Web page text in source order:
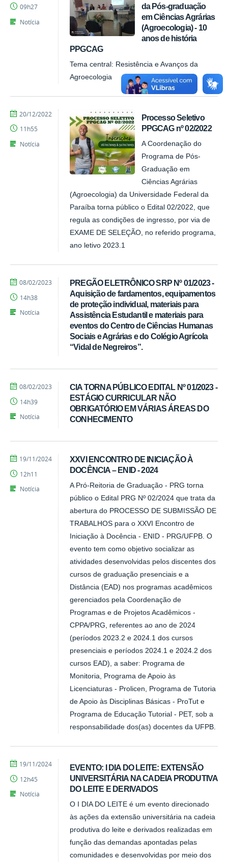
da Pós-graduação
em Ciências Agrárias
(Agroecologia) - 10
anos de história
PPGCAG
Tema central: Resistência e Avanços da
Agroecologia
09h27
Notícia
Processo Seletivo
PPGCAG nº 02/2022
A Coordenação do
Programa de Pós-
Graduação em
Ciências Agrárias
(Agroecologia) da Universidade Federal da
Paraíba torna público o Edital 02/2022, que
regula as condições de ingresso, por via de
EXAME DE SELEÇÃO, no referido programa,
ano letivo 2023.1
por
publicado
20/12/2022
11h55
Notícia
PREGÃO ELETRÔNICO SRP Nº 01/2023 -
Aquisição de fardamentos, equipamentos
de proteção individual, materiais para
Assistência Estudantil e materiais para
eventos do Centro de Ciências Humanas
Sociais e Agrárias e do Colégio Agrícola
“Vidal de Negreiros”.
por
publicado
08/02/2023
14h38
Notícia
CIA TORNA PÚBLICO EDITAL Nº 01/2023 -
ESTÁGIO CURRICULAR NÃO
OBRIGATÓRIO EM VÁRIAS ÁREAS DO
CONHECIMENTO
por
publicado
08/02/2023
14h39
Notícia
XXVI ENCONTRO DE INICIAÇÃO À
DOCÊNCIA – ENID - 2024
A Pró-Reitoria de Graduação - PRG torna
público o Edital PRG Nº 02/2024 que trata da
abertura do PROCESSO DE SUBMISSÃO DE
TRABALHOS para o XXVI Encontro de
Iniciação à Docência - ENID - PRG/UFPB. O
evento tem como objetivo socializar as
atividades desenvolvidas pelos discentes dos
cursos de graduação presenciais e a
Distância (EAD) nos programas acadêmicos
gerenciados pela Coordenação de
Programas e de Projetos Acadêmicos -
CPPA/PRG, referentes ao ano de 2024
(períodos 2023.2 e 2024.1 dos cursos
presenciais e períodos 2024.1 e 2024.2 dos
cursos EAD), a saber: Programa de
Monitoria, Programa de Apoio às
Licenciaturas - Prolicen, Programa de Tutoria
de Apoio às Disciplinas Básicas - ProTut e
Programa de Educação Tutorial - PET, sob a
responsabilidade dos(as) docentes da UFPB.
por
publicado
19/11/2024
12h11
Notícia
EVENTO: I DIA DO LEITE: EXTENSÃO
UNIVERSITÁRIA NA CADEIA PRODUTIVA
DO LEITE E DERIVADOS
O I DIA DO LEITE é um evento direcionado
às ações da extensão universitária na cadeia
produtiva do leite e derivados realizadas em
função das demandas apontadas pelas
comunidades e desenvolvidas por meio dos
por
publicado
19/11/2024
12h45
Notícia